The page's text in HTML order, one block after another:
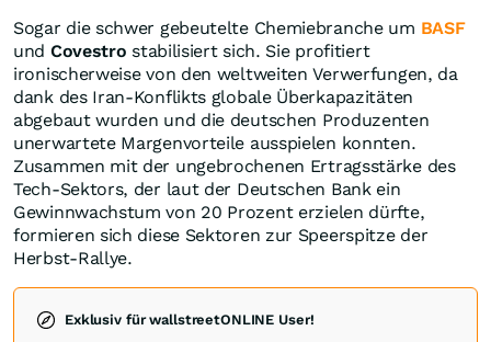
Sogar die schwer gebeutelte Chemiebranche um BASF
und Covestro stabilisiert sich. Sie profitiert
ironischerweise von den weltweiten Verwerfungen, da
dank des Iran-Konflikts globale Überkapazitäten
abgebaut wurden und die deutschen Produzenten
unerwartete Margenvorteile ausspielen konnten.
Zusammen mit der ungebrochenen Ertragsstärke des
Tech-Sektors, der laut der Deutschen Bank ein
Gewinnwachstum von 20 Prozent erzielen dürfte,
formieren sich diese Sektoren zur Speerspitze der
Herbst-Rallye.
Exklusiv für wallstreetONLINE User!